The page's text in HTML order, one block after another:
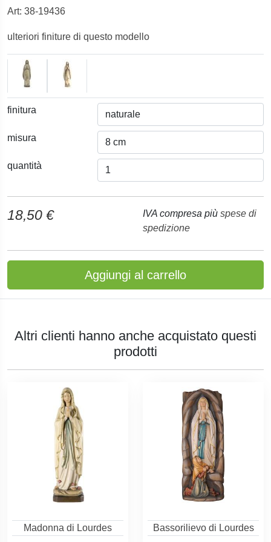
Art: 38-19436
ulteriori finiture di questo modello
finitura
misura
quantità
18,50 € IVA compresa più spese di
spedizione
Aggiungi al carrello
Altri clienti hanno anche acquistato questi
prodotti
Madonna di Lourdes
Bassorilievo di Lourdes